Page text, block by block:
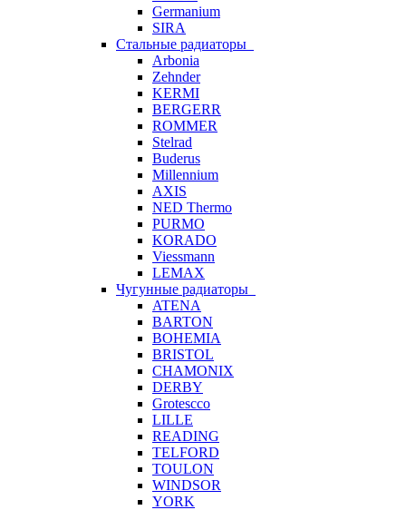
Germanium
SIRA
Стальные радиаторы
Arbonia
Zehnder
KERMI
BERGERR
ROMMER
Stelrad
Buderus
Millennium
AXIS
NED Thermo
PURMO
KORADO
Viessmann
LEMAX
Чугунные радиаторы
ATENA
BARTON
BOHEMIA
BRISTOL
CHAMONIX
DERBY
Grotescco
LILLE
READING
TELFORD
TOULON
WINDSOR
YORK